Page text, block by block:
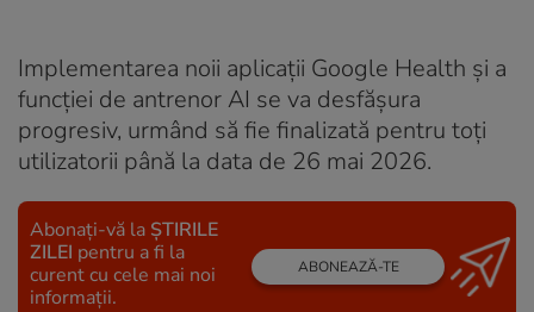
Implementarea noii aplicații Google Health și a
funcției de antrenor AI se va desfășura
progresiv, urmând să fie finalizată pentru toți
utilizatorii până la data de 26 mai 2026.
Abonați-vă la ȘTIRILE
ZILEI pentru a fi la
curent cu cele mai noi
informații.
ABONEAZĂ-TE